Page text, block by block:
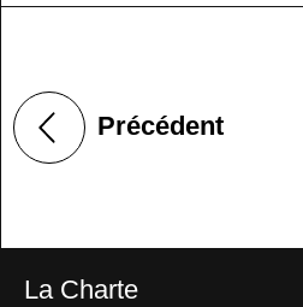
Précédent
La Charte